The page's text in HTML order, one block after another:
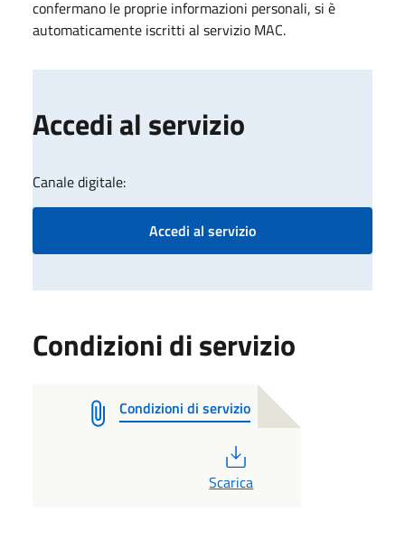
confermano le proprie informazioni personali, si è
automaticamente iscritti al servizio MAC.
Accedi al servizio
Canale digitale:
Accedi al servizio
Condizioni di servizio
Condizioni di servizio
Scarica